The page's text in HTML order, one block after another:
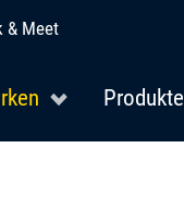
& Meet
Produkte